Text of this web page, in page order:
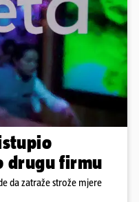
drugu firmu
da zatraže strože mjere